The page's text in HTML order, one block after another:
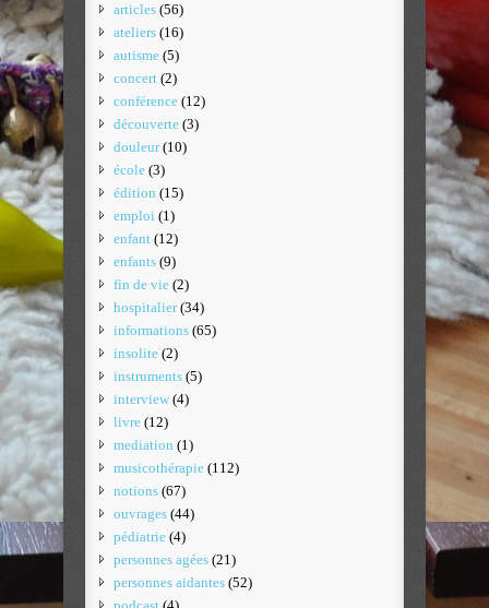
articles (56)
ateliers (16)
autisme (5)
concert (2)
conférence (12)
découverte (3)
douleur(10)
école (3)
édition (15)
emploi (1)
enfant (12)
enfants (9)
fin de vie (2)
hospitalier(34)
informations (65)
insolite (2)
instruments (5)
interview (4)
livre (12)
mediation (1)
musicothérapie (112)
notions (67)
ouvrages (44)
pédiatrie (4)
personnes agées (21)
personnes aidantes (52)